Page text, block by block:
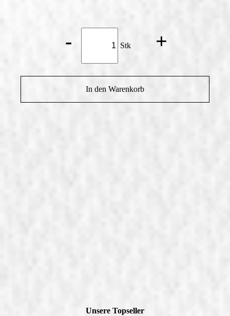
- Stk +
In den Warenkorb
Unsere Topseller